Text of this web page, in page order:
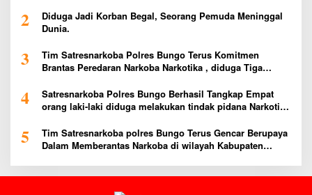
2
Diduga Jadi Korban Begal, Seorang Pemuda Meninggal
Dunia.
3
Tim Satresnarkoba Polres Bungo Terus Komitmen
Brantas Peredaran Narkoba Narkotika , diduga Tiga
4
Satresnarkoba Polres Bungo Berhasil Tangkap Empat
orang laki-laki diduga melakukan tindak pidana Narkotika
5
Tim Satresnarkoba polres Bungo Terus Gencar Berupaya
Dalam Memberantas Narkoba di wilayah Kabupaten